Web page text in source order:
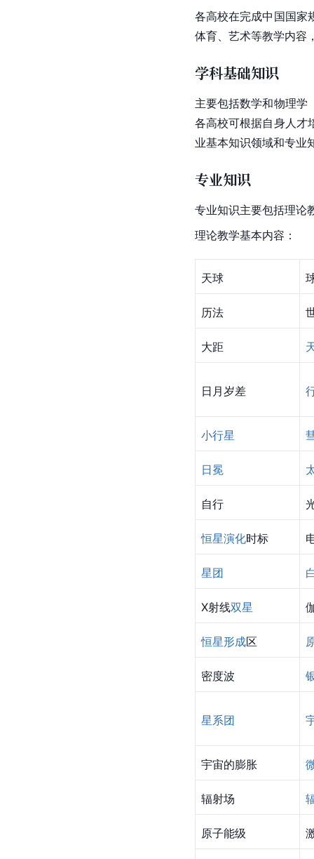
各高校在完成中国国家
体育、艺术等教学内容
学科基础知识
主要包括数学和物理学
各高校可根据自身人才
业基本知识领域和专业
专业知识
专业知识主要包括理论
理论教学基本内容：
天球
历法
大距
日月岁差
小行星
日冕
自行
恒星演化时标
星团
X射线双星
恒星形成区
密度波
星系团
宇宙的膨胀
辐射场
原子能级